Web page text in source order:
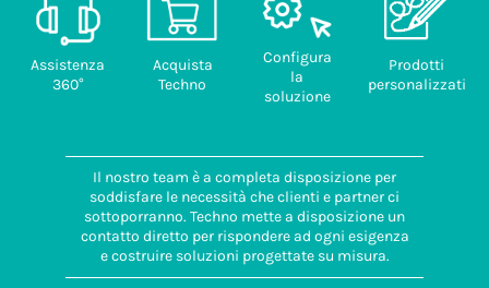
Assistenza
360°
Acquista
Techno
Configura
la
soluzione
Prodotti
personalizzati
Il nostro team è a completa disposizione per
soddisfare le necessità che clienti e partner ci
sottoporranno. Techno mette a disposizione un
contatto diretto per rispondere ad ogni esigenza
e costruire soluzioni progettate su misura.